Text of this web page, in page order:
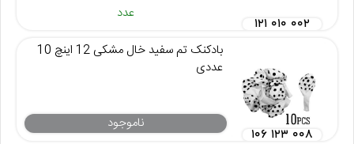
عدد
۱۲۱ ۰۱۰ ۰۰۲
بادکنک تم سفید خال مشکی 12 اینچ 10
عددی
ناموجود
۱۰۶ ۱۲۳ ۰۰۸